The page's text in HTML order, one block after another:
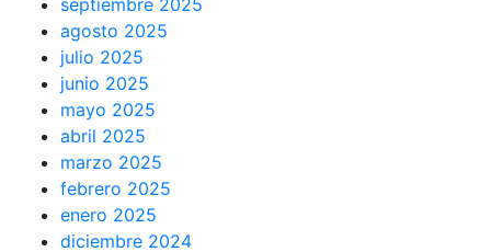
septiembre 2025
agosto 2025
julio 2025
junio 2025
mayo 2025
abril 2025
marzo 2025
febrero 2025
enero 2025
diciembre 2024